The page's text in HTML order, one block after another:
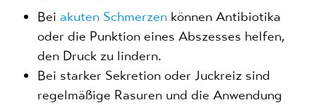
Beiakuten Schmerzen können Antibiotika
oder die Punktion eines Abszesses helfen,
den Druck zu lindern.
Bei starker Sekretion oder Juckreiz sind
regelmäßige Rasuren und die Anwendung